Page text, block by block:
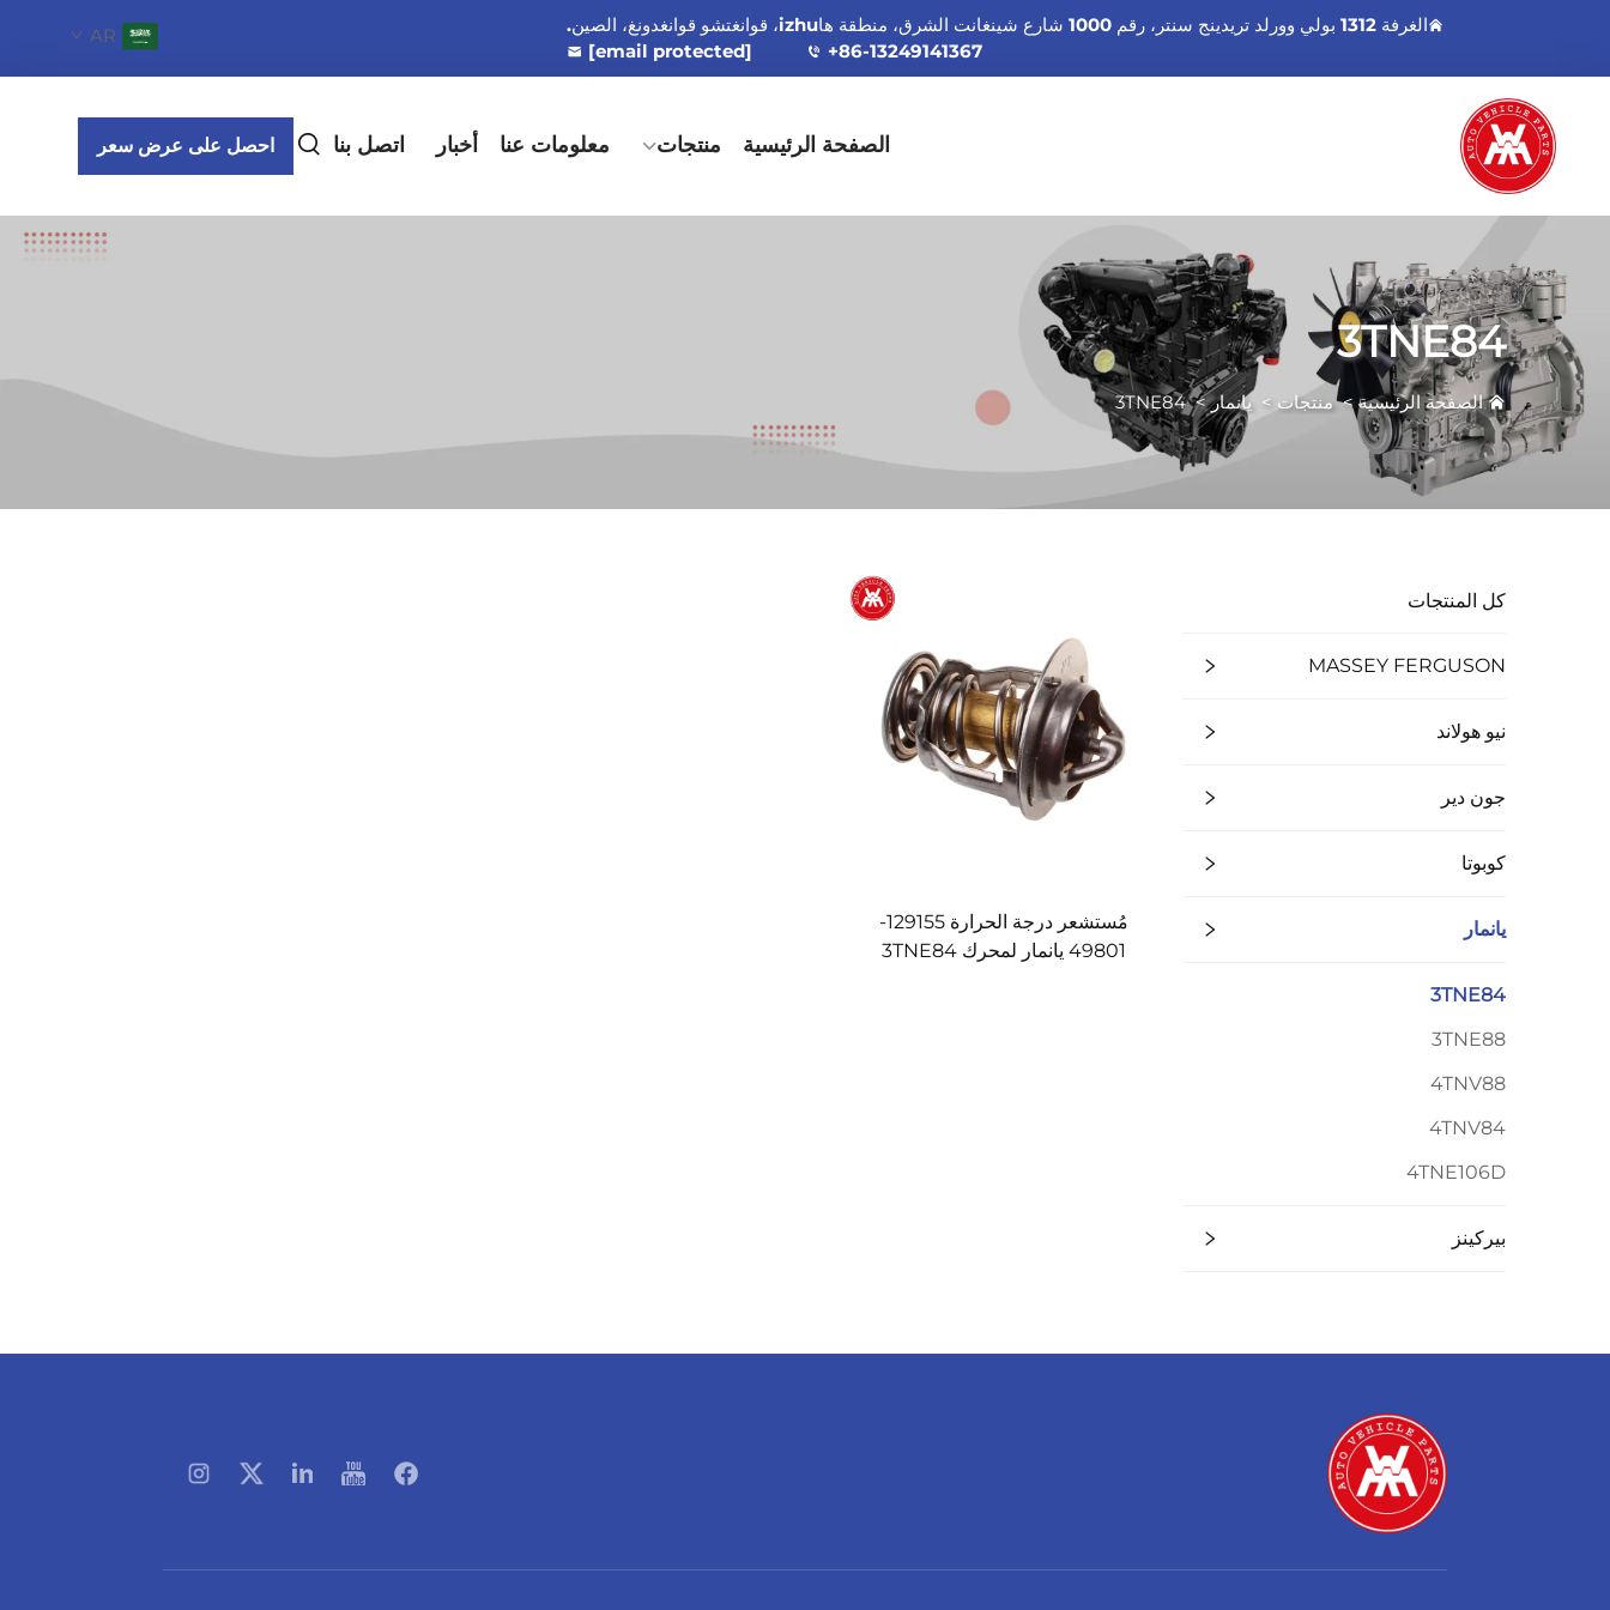
الغرفة 1312 بولي وورلد تريدينج سنتر، رقم 1000 شارع شينغانت الشرق، منطقة هاizhu، قوانغتشو قوانغدونغ، الصين.
+86-13249141367
[email protected]
AR
الصفحة الرئيسية منتجات معلومات عنا أخبار اتصل بنا احصل على عرض سعر
3TNE84
الصفحة الرئيسية>منتجات > يانمار>
3TNE84
كل المنتجات
MASSEY FERGUSON
نيو هولاند
جون دير
كوبوتا
يانمار
3TNE84
3TNE88
4TNV88
4TNV84
4TNE106D
بيركينز
مُستشعر درجة الحرارة 129155-
49801 يانمار لمحرك 3TNE84